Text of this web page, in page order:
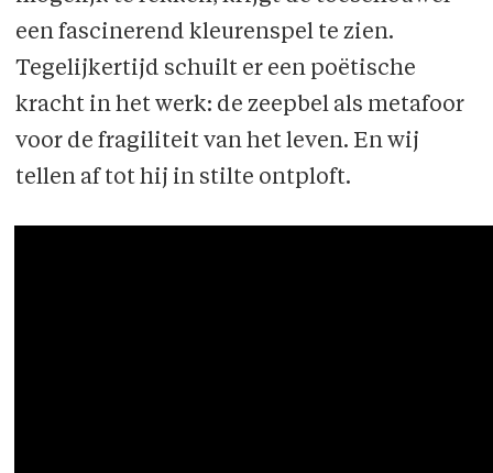
een fascinerend kleurenspel te zien.
Tegelijkertijd schuilt er een poëtische
kracht in het werk: de zeepbel als metafoor
voor de fragiliteit van het leven. En wij
tellen af tot hij in stilte ontploft.